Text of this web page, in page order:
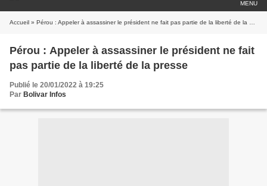
MENU
Accueil » Pérou : Appeler à assassiner le président ne fait pas partie de la liberté de la presse
Pérou : Appeler à assassiner le président ne fait
pas partie de la liberté de la presse
Publié le 20/01/2022 à 19:25
Par Bolivar Infos